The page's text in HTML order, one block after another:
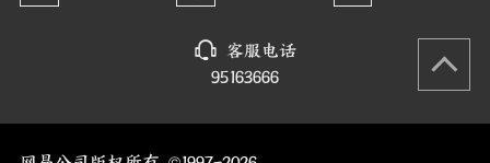
򰀃 客服电话
95163666